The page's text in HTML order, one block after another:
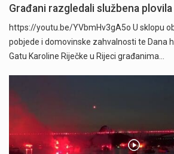
Građani razgledali službena plovila
https://youtu.be/YVbmHv3gA5o U sklopu
pobjede i domovinske zahvalnosti te Dana
Gatu Karoline Riječke u Rijeci građanima…